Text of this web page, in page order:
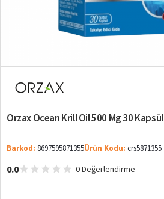
Orzax Ocean Krill Oil 500 Mg 30 Kapsül
Barkod: 8697595871355Ürün Kodu: crs5871355
0.0 0 Değerlendirme